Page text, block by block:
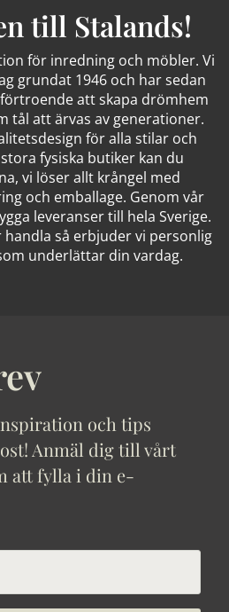
till Stalands!
för inredning och möbler. Vi
grundat 1946 och har sedan
att skapa drömhem
tål att ärvas av generationer.
för alla stilar och
fysiska butiker kan du
vi löser allt krångel med
och emballage. Genom vår
leveranser till hela Sverige.
så erbjuder vi personlig
underlättar din vardag.
och tips
Anmäl dig till vårt
att fylla i din e-